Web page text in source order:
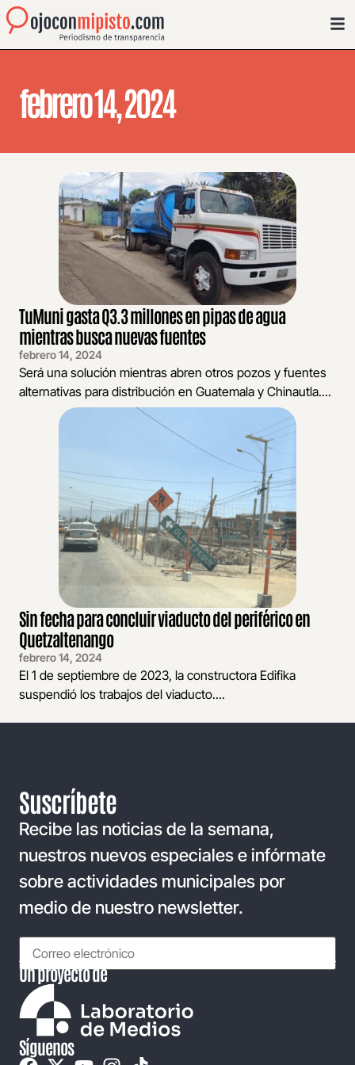
febrero 14, 2024
TuMuni gasta Q3.3 millones en pipas de agua
mientras busca nuevas fuentes
febrero 14, 2024
Será una solución mientras abren otros pozos y fuentes
alternativas para distribución en Guatemala y Chinautla....
Sin fecha para concluir viaducto del periférico en
Quetzaltenango
febrero 14, 2024
El 1 de septiembre de 2023, la constructora Edifika
suspendió los trabajos del viaducto....
Suscríbete
Recibe las noticias de la semana,
nuestros nuevos especiales e infórmate
sobre actividades municipales por
medio de nuestro newsletter.
Un proyecto de
Síguenos